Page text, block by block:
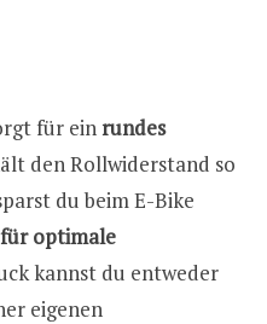
für ein rundes
den Rollwiderstand so
du beim E-Bike
für optimale
kannst du entweder
eigenen